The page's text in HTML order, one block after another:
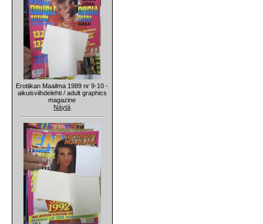
Erotiikan Maailma 1989 nr 9-10 -
aikuisviihdelehti / adult graphics
magazine
Näytä